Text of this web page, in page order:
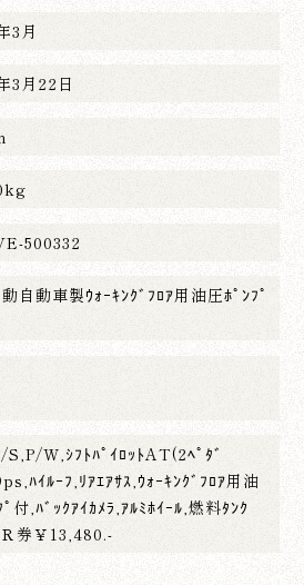
3月
3月22日
500332
自動車製ｳｫｰｷﾝｸﾞﾌﾛｱ用油圧ﾎﾟﾝﾌﾟ
W,ｼﾌﾄﾊﾟｲﾛｯﾄAT(2ﾍﾟﾀﾞ
ﾊｲﾙｰﾌ,ﾘｱｴｱｻｽ,ｳｫｰｷﾝｸﾞﾌﾛｱ用油
ﾟ付,ﾊﾞｯｸｱｲｶﾒﾗ,ｱﾙﾐﾎｲｰﾙ,燃料ﾀﾝｸ
券￥13,480.-